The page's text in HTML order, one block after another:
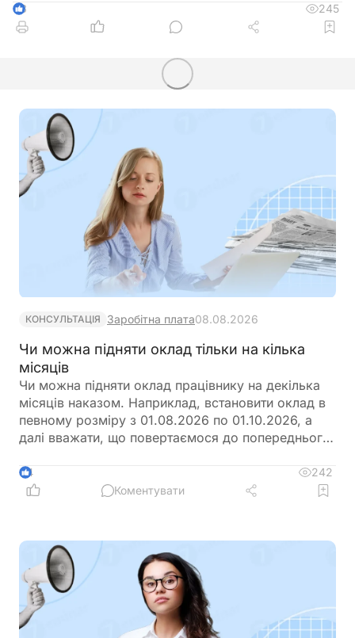
3 245
КОНСУЛЬТАЦІЯ Заробітна плата08.08.2026
Чи можна підняти оклад тільки на кілька
місяців
Чи можна підняти оклад працівнику на декілька
місяців наказом. Наприклад, встановити оклад в
певному розміру з 01.08.2026 по 01.10.2026, а
далі вважати, що повертаємося до попереднього
4
242
Коментувати